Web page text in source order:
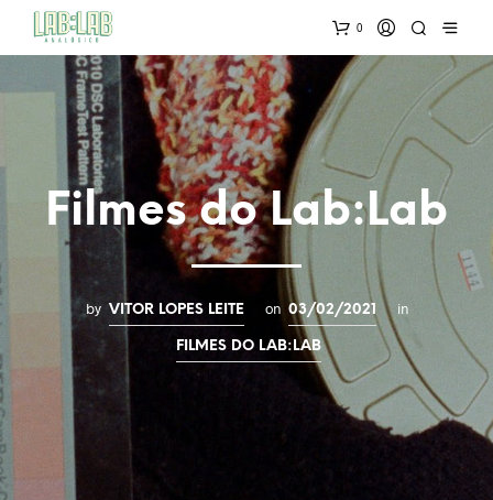
0
Filmes do Lab:Lab
by VITOR LOPES LEITE on 03/02/2021 in
FILMES DO LAB:LAB